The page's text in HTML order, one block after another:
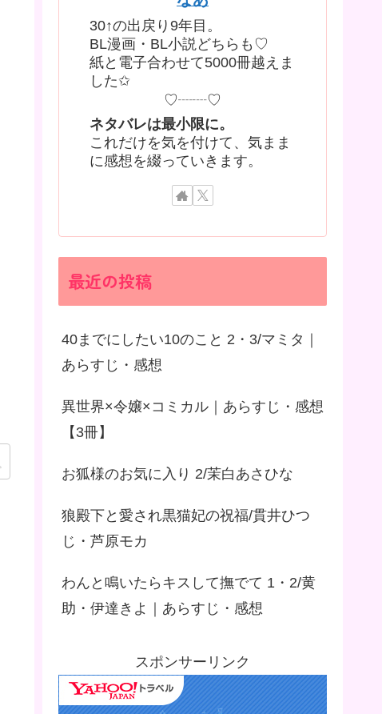
30↑の出戻り9年目。
BL漫画・BL小説どちらも♡
紙と電子合わせて5000冊越えま
した✩
♡┈┈♡
ネタバレは最小限に。
これだけを気を付けて、気まま
に感想を綴っていきます。
最近の投稿
40までにしたい10のこと 2・3/マミタ｜
あらすじ・感想
異世界×令嬢×コミカル｜あらすじ・感想
【3冊】
お狐様のお気に入り 2/茉白あさひな
狼殿下と愛され黒猫妃の祝福/貫井ひつ
じ・芦原モカ
わんと鳴いたらキスして撫でて 1・2/黄
助・伊達きよ｜あらすじ・感想
スポンサーリンク